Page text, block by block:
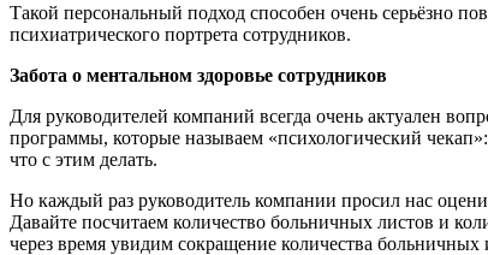
Такой персональный подход способен очень серьёзно
психиатрического портрета сотрудников.
Забота о ментальном здоровье сотрудников
Для руководителей компаний всегда очень актуален
программы, которые называем «психологический
что с этим делать.
Но каждый раз руководитель компании просил нас
Давайте посчитаем количество больничных листов и
через время увидим сокращение количества